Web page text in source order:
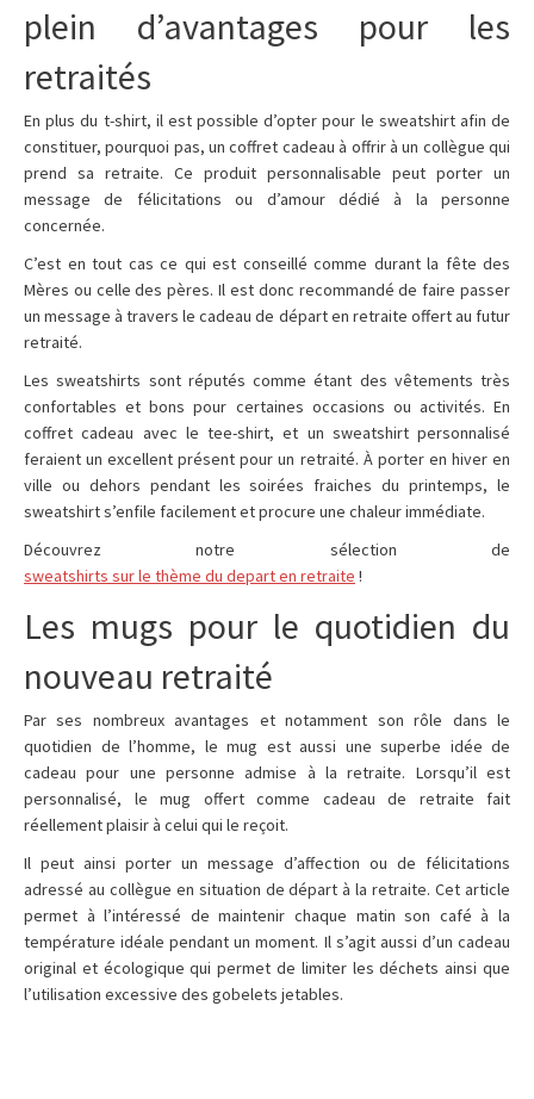
plein d’avantages pour les
retraités
En plus du t-shirt, il est possible d’opter pour le sweatshirt afin de
constituer, pourquoi pas, un coffret cadeau à offrir à un collègue qui
prend sa retraite. Ce produit personnalisable peut porter un
message de félicitations ou d’amour dédié à la personne
concernée.
C’est en tout cas ce qui est conseillé comme durant la fête des
Mères ou celle des pères. Il est donc recommandé de faire passer
un message à travers le cadeau de départ en retraite offert au futur
retraité.
Les sweatshirts sont réputés comme étant des vêtements très
confortables et bons pour certaines occasions ou activités. En
coffret cadeau avec le tee-shirt, et un sweatshirt personnalisé
feraient un excellent présent pour un retraité. À porter en hiver en
ville ou dehors pendant les soirées fraiches du printemps, le
sweatshirt s’enfile facilement et procure une chaleur immédiate.
Découvrez notre sélection de
sweatshirts sur le thème du depart en retraite !
Les mugs pour le quotidien du
nouveau retraité
Par ses nombreux avantages et notamment son rôle dans le
quotidien de l’homme, le mug est aussi une superbe idée de
cadeau pour une personne admise à la retraite. Lorsqu’il est
personnalisé, le mug offert comme cadeau de retraite fait
réellement plaisir à celui qui le reçoit.
Il peut ainsi porter un message d’affection ou de félicitations
adressé au collègue en situation de départ à la retraite. Cet article
permet à l’intéressé de maintenir chaque matin son café à la
température idéale pendant un moment. Il s’agit aussi d’un cadeau
original et écologique qui permet de limiter les déchets ainsi que
l’utilisation excessive des gobelets jetables.